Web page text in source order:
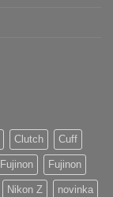
Clutch Cuff
Fujinon Fujinon
Nikon Z novinka